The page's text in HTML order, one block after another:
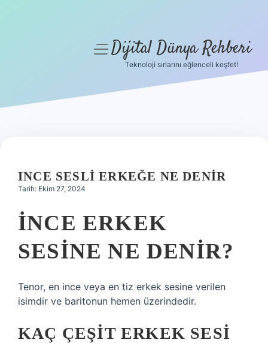
Hakkımızda
menüyüDijital Dünya Rehberi
Teknoloji sırlarını eğlenceli keşfet!
INCE SESLI ERKEĞE NE DENIR
Tarih: Ekim 27, 2024
İNCE ERKEK
SESINE NE DENIR?
Tenor, en ince veya en tiz erkek sesine verilen
isimdir ve baritonun hemen üzerindedir.
KAÇ ÇEŞIT ERKEK SESI